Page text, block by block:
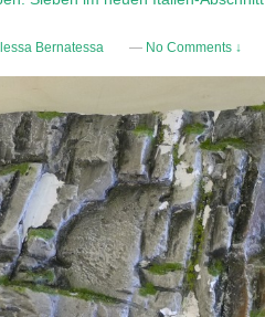
Bernatessa — No Comments ↓